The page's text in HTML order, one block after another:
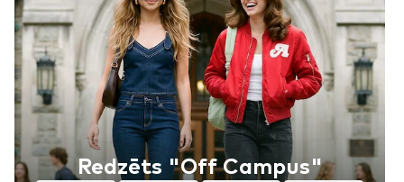
Redzēts "Off Campus"